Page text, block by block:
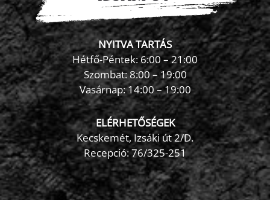
NYITVA TARTÁS
Hétfő-Péntek: 6:00 – 21:00
Szombat: 8:00 – 19:00
Vasárnap: 14:00 – 19:00
ELÉRHETŐSÉGEK
Kecskemét, Izsáki út 2/D.
Recepció:76/325-251